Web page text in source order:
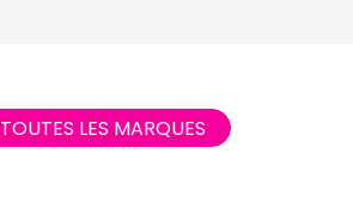
TOUTES LES MARQUES